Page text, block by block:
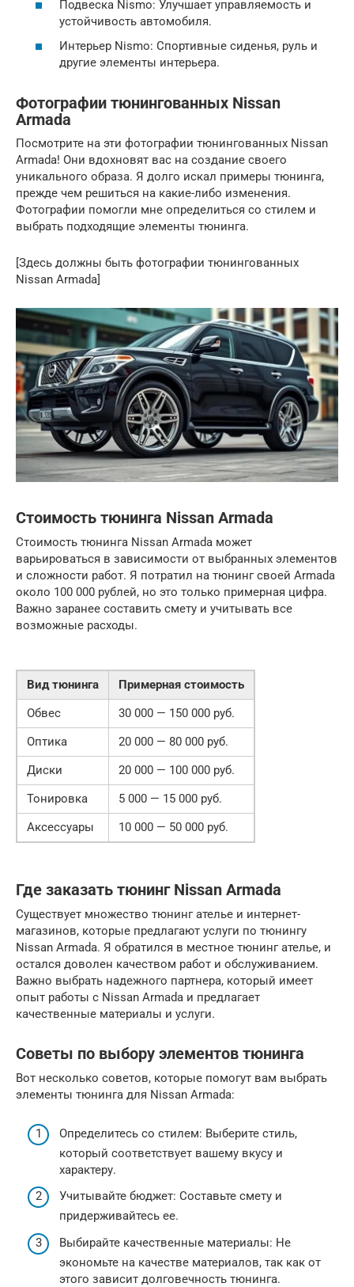
Подвеска Nismo: Улучшает управляемость и
устойчивость автомобиля.
Интерьер Nismo: Спортивные сиденья, руль и
другие элементы интерьера.
Фотографии тюнингованных Nissan
Armada
Посмотрите на эти фотографии тюнингованных Nissan
Armada! Они вдохновят вас на создание своего
уникального образа. Я долго искал примеры тюнинга,
прежде чем решиться на какие-либо изменения.
Фотографии помогли мне определиться со стилем и
выбрать подходящие элементы тюнинга.
[Здесь должны быть фотографии тюнингованных
Nissan Armada]
Стоимость тюнинга Nissan Armada
Стоимость тюнинга Nissan Armada может
варьироваться в зависимости от выбранных элементов
и сложности работ. Я потратил на тюнинг своей Armada
около 100 000 рублей, но это только примерная цифра.
Важно заранее составить смету и учитывать все
возможные расходы.
Вид тюнинга
Примерная стоимость
Обвес
30 000 — 150 000 руб.
Оптика
20 000 — 80 000 руб.
Диски
20 000 — 100 000 руб.
Тонировка
5 000 — 15 000 руб.
Аксессуары
10 000 — 50 000 руб.
Где заказать тюнинг Nissan Armada
Существует множество тюнинг ателье и интернет-
магазинов, которые предлагают услуги по тюнингу
Nissan Armada. Я обратился в местное тюнинг ателье, и
остался доволен качеством работ и обслуживанием.
Важно выбрать надежного партнера, который имеет
опыт работы с Nissan Armada и предлагает
качественные материалы и услуги.
Советы по выбору элементов тюнинга
Вот несколько советов, которые помогут вам выбрать
элементы тюнинга для Nissan Armada:
Определитесь со стилем: Выберите стиль,
который соответствует вашему вкусу и
характеру.
Учитывайте бюджет: Составьте смету и
придерживайтесь ее.
Выбирайте качественные материалы: Не
экономьте на качестве материалов, так как от
этого зависит долговечность тюнинга.